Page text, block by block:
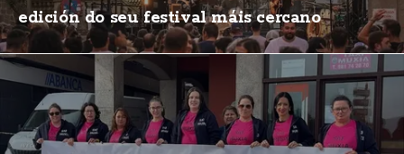
edición do seu festival máis cercano